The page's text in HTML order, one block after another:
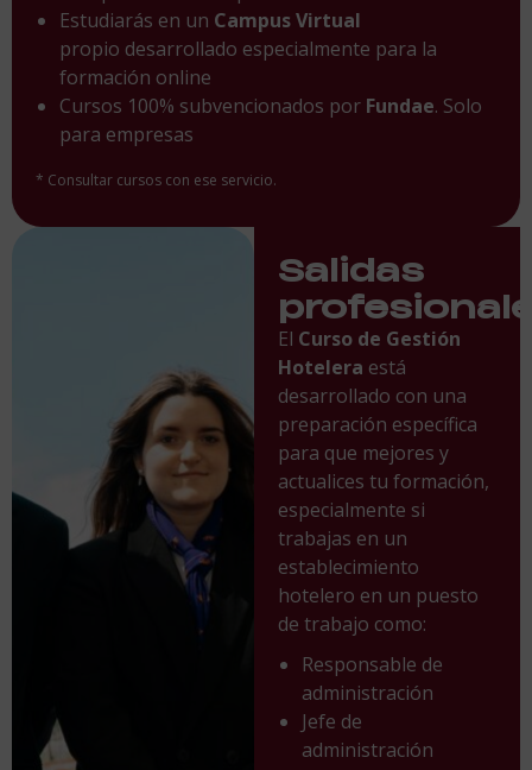
Estudiarás en un Campus Virtual
propio desarrollado especialmente para la
formación online
Cursos 100% subvencionados por Fundae. Solo
para empresas
* Consultar cursos con ese servicio.
Salidas
El Curso de Gestión
Hotelera está
desarrollado con una
preparación específica
para que mejores y
actualices tu formación,
especialmente si
trabajas en un
establecimiento
hotelero en un puesto
de trabajo como:
Responsable de
administración
Jefe de
administración